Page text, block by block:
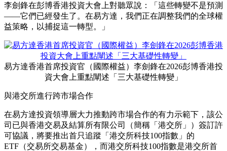
李劍鋒在彭博香港投資大會上對聽眾說：「這些轉變不是預測
——它們已經發生了。在易方達，我們正在調整我們的全球權
益策略，以捕捉這一轉型。」
易方達香港首席投資官（國際權益）李劍鋒在2026彭博香港投
資大會上重點闡述「三大基礎性轉變」
與港交所進行跨市場合作
在易方達投資領導層大力推動跨市場合作的有力示範下，該公
司已與香港交易及結算所有限公司（簡稱「港交所」）簽訂許
可協議，將要推出首只追蹤「港交所科技100指數」的
ETF（交易所交易基金），而港交所科技100指數是港交所首